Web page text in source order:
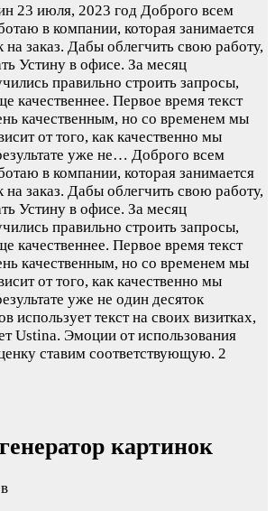
23 июля, 2023 год Доброго всем
в компании, которая занимается
на заказ. Дабы облегчить свою работу,
Устину в офисе. За месяц
правильно строить запросы,
качественнее. Первое время текст
качественным, но со временем мы
от того, как качественно мы
уже не… Доброго всем
в компании, которая занимается
на заказ. Дабы облегчить свою работу,
Устину в офисе. За месяц
правильно строить запросы,
качественнее. Первое время текст
качественным, но со временем мы
от того, как качественно мы
уже не один десяток
использует текст на своих визитках,
Ustina. Эмоции от использования
ставим соответствующую. 2
картинок